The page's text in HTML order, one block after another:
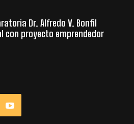
Dr. Alfredo V. Bonfil
con proyecto emprendedor